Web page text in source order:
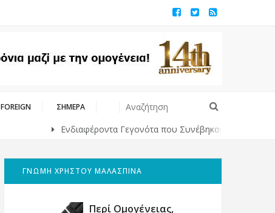
FOREIGN ΣΗΜΕΡΑ
Ενδιαφέροντα Γεγονότα που Συνέβηκαν Κάποτε στο Παρελθόν
ΓΝΩΜΗ ΧΡΗΣΤΟΥ ΜΑΛΑΣΠΙΝΑ
Περί Ομογένειας,